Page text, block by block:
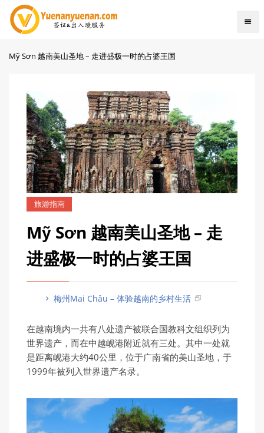
Mỹ Sơn 越南美山圣地 – 走进盛极一时的占婆王国
旅游指南
Mỹ Sơn 越南美山圣地 – 走
进盛极一时的占婆王国
梅州Mai Châu – 体验越南的乡村生活
在越南境内一共有八处遗产被联合国教科文组织列为
世界遗产，而在中越岘港附近就有三处。其中一处就
是距离岘港大约40公里，位于广南省的美山圣地，于
1999年被列入世界遗产名录。